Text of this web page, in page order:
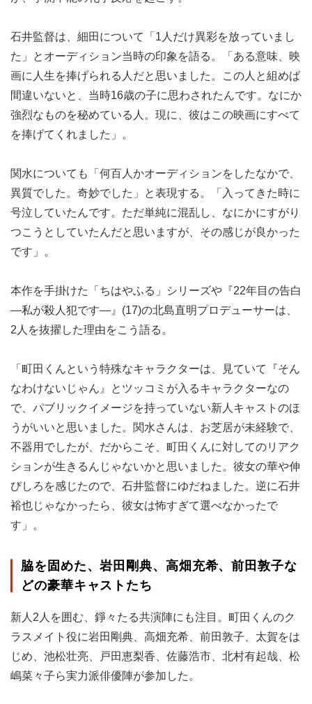
石井監督は、細田について「1人だけ異彩を放っていまし
た」とオーディション当時の印象を語る。「ある意味、映
画に人生を捧げられる人だと思いました。この人と組めば
間違いないと、当時16歳の子に思わされたんです。なにか
強烈なものを秘めている人。現に、彼はこの映画にすべて
を捧げてくれました」。
関水についても「何百人かオーディションをしたなかで、
異質でした。奇妙でした」と表現する。「入ってきた時に
号泣していたんです。ただ単純に混乱し、なにかにすがり
つこうとしていたんだと思いますが、その感じが良かった
です」。
本作を手掛けた「ちはやふる」シリーズや『22年目の告白
—私が殺人犯です—』(17)の北島直明プロデューサーは、
2人を抜擢した理由をこう語る。
「町田くんという特殊なキャラクターは、見ていて『そん
なわけないじゃん』とツッコミが入るキャラクターなの
で、パブリックイメージを持っていない新人キャストのほ
うがいいと思いました。関水さんは、お芝居が未経験で、
不器用でしたが、だからこそ、町田くんに対してのリアク
ションが生きるんじゃないかと思いました。彼女の華や伸
びしろを感じたので、石井監督にゆだねました。逆に石井
裕也じゃなかったら、彼女は怖すぎて選べなかったで
す」。
脇を固めた、岩田剛典、高畑充希、前田敦子な
どの豪華キャストたち
新人2人を囲む、錚々たる共演陣にも注目。町田くんのク
ラスメイト役に岩田剛典、高畑充希、前田敦子、太賀をは
じめ、池松壮亮、戸田恵梨香、佐藤浩市、北村有起哉、松
嶋菜々子ら実力派俳優陣が参加した。